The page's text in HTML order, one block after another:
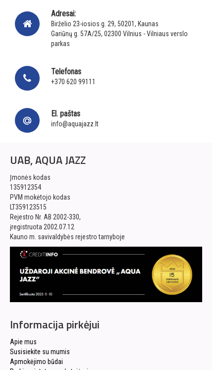
Adresai:
Birželio 23-iosios g. 29, 50201, Kaunas
Gariūnų g. 57A/25, 02300 Vilnius - Vilniaus verslo
parkas
Telefonas
+370 620 99111
El. paštas
info@aquajazz.lt
UAB, AQUA JAZZ
Įmonės kodas
135912354
PVM mokėtojo kodas
LT359123515
Rejestro Nr. AB 2002-330,
įregistruota 2002.07.12
Kauno m. savivaldybės rejestro tarnyboje
Informacija pirkėjui
Apie mus
Susisiekite su mumis
Apmokėjimo būdai